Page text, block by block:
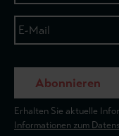
Abonnieren
Erhalten Sie aktuelle
Informationen zum